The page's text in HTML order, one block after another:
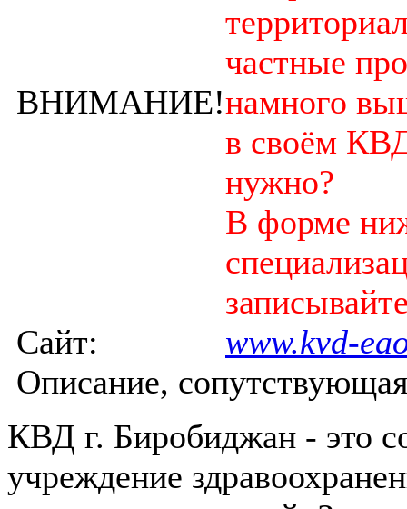
ВНИМАНИЕ!
частные
намного
в своём
нужно?
В форме
Сайт:
www.kvd-
Описание,
КВД г. Биробиджан - это
учреждение